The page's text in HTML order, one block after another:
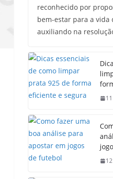
reconhecido por
bem-estar para a vida
auxiliando na